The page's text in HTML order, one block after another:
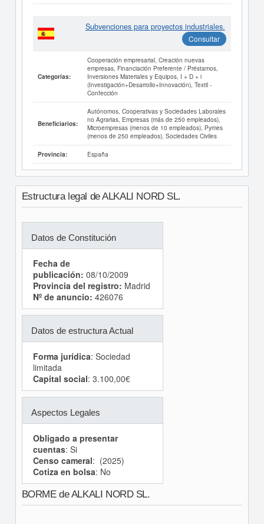
Subvenciones para proyectos industriales.
Consultar
Categorías:
Cooperación empresarial, Creación nuevas
empresas, Financiación Preferente / Préstamos,
Inversiones Materiales y Equipos, I + D + i
(Investigación+Desarrollo+Innovación), Textil -
Confección
Beneficiarios:
Autónomos, Cooperativas y Sociedades Laborales
no Agrarias, Empresas (más de 250 empleados),
Microempresas (menos de 10 empleados), Pymes
(menos de 250 empleados), Sociedades Civiles
Provincia: España
Estructura legal de ALKALI NORD SL.
Datos de Constitución
Fecha de
publicación: 08/10/2009
Provincia del registro: Madrid
Nº de anuncio: 426076
Datos de estructura Actual
Forma jurídica: Sociedad
limitada
Capital social: 3.100,00€
Aspectos Legales
Obligado a presentar
cuentas: Si
Censo cameral: (2025)
Cotiza en bolsa: No
BORME de ALKALI NORD SL.